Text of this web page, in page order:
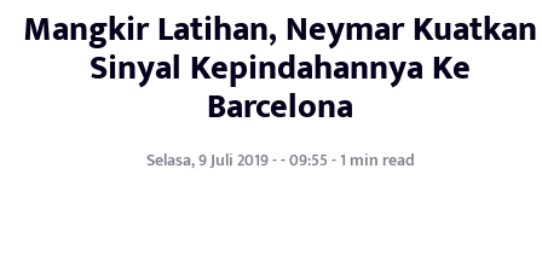
Mangkir Latihan, Neymar Kuatkan
Sinyal Kepindahannya Ke
Barcelona
Selasa, 9 Juli 2019 - - 09:55 - 1 min read